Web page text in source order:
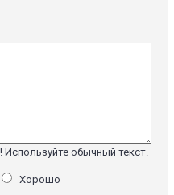
обычный текст.
Хорошо